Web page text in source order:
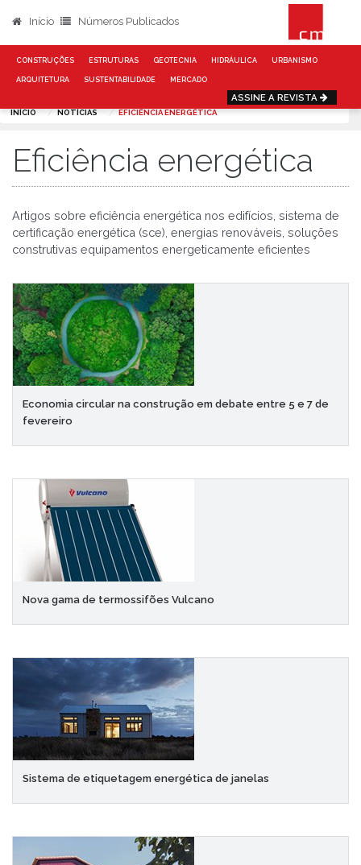
Início Números Publicados
CONSTRUÇÕES ESTRUTURAS GEOTECNIA HIDRÁULICA URBANISMO
ARQUITETURA SUSTENTABILIDADE MERCADO
ASSINE A REVISTA
INÍCIO NOTÍCIAS EFICIÊNCIA ENERGÉTICA
Eficiência energética
Artigos sobre eficiência energética nos edifícios, sistema de
certificação energética (sce), energias renováveis, soluções
construtivas equipamentos energeticamente eficientes
Economia circular na construção em debate entre 5 e 7 de
fevereiro
Nova gama de termossifões Vulcano
Sistema de etiquetagem energética de janelas